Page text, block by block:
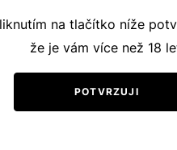
Po – Pá:
na tlačítko níže
že je vám více než 18
POTVRZUJI